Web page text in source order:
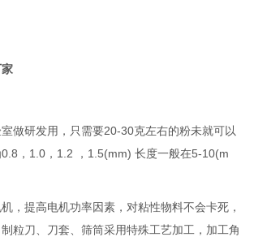
做研发用，只需要20-30克左右的粉未就可以
，1.0，1.2 ，1.5(mm) 长度一般在5-10(m
，提高电机功率因素，对粘性物料不会卡死，
粒刀、刀套、筛筒采用特殊工艺加工，加工角